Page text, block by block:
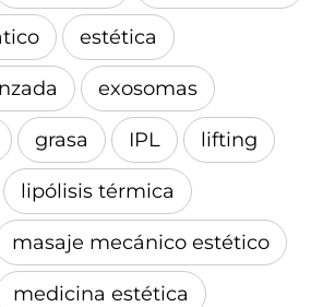
estética
exosomas
grasa IPL lifting
lipólisis térmica
masaje mecánico estético
medicina estética